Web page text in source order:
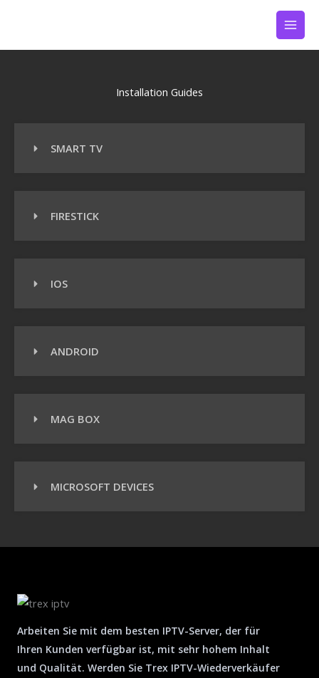
springen
Installation Guides
SMART TV
FIRESTICK
IOS
ANDROID
MAG BOX
MICROSOFT DEVICES
Arbeiten Sie mit dem besten IPTV-Server, der für
Ihren Kunden verfügbar ist, mit sehr hohem Inhalt
und Qualität. Werden Sie Trex IPTV-Wiederverkäufer